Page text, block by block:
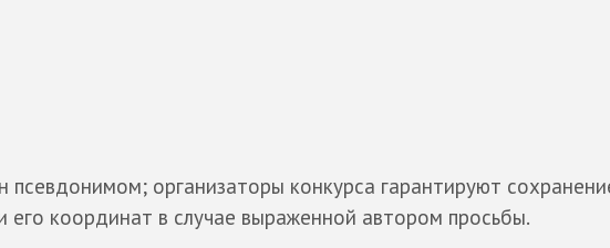
псевдонимом; организаторы конкурса гарантируют
его координат в случае выраженной автором просьбы.